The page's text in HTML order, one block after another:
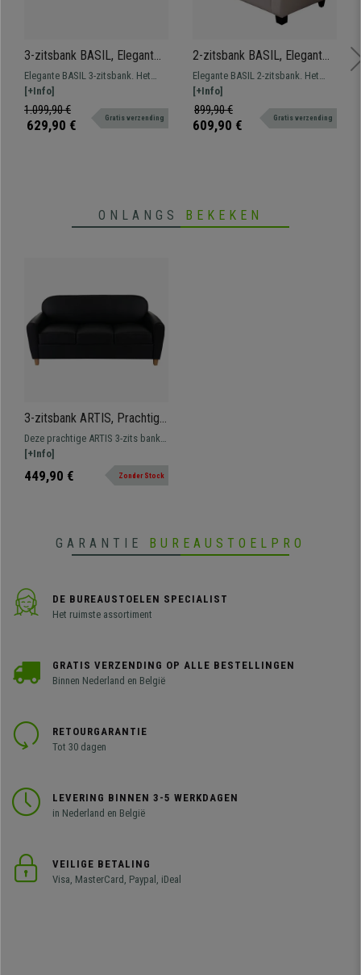
3-zitsbank BASIL, Elegant
Ontwerp, elegant Ontwerp,
in Leder, Kleur Zwart
Elegante BASIL 3-zitsbank. Het
exclusieve ontwerp brengt stijl
naar elke ruimte. Design, kwaliteit
en stijl voor de beste prijs!
[+Info]
1.099,90 €
629,90 € Gratis verzending
2-zitsbank BASIL, Elegant
Ontwerp, elegant Ontwerp,
in Leder, Kleur Beige
Elegante BASIL 2-zitsbank. Het
exclusieve ontwerp brengt stijl
naar elke ruimte. Design, kwaliteit
en stijl voor de beste prijs!
[+Info]
899,90 €
609,90 € Gratis verzending
ONLANGS BEKEKEN
3-zitsbank ARTIS, Prachtig
Elegant Ontwerp,
Comfortabel en Veelzijdig,
Deze prachtige ARTIS 3-zits bank
is perfect als u op zoek bent naar
een klassiek, veelzijdig en
comfortabel model voor uw
[+Info]
449,90 € Zonder Stock
GARANTIE BUREAUSTOELPRO
DE BUREAUSTOELEN SPECIALIST
Het ruimste assortiment
GRATIS VERZENDING OP ALLE BESTELLINGEN
Binnen Nederland en België
RETOURGARANTIE
Tot 30 dagen
LEVERING BINNEN 3-5 WERKDAGEN
in Nederland en België
VEILIGE BETALING
Visa, MasterCard, Paypal, iDeal